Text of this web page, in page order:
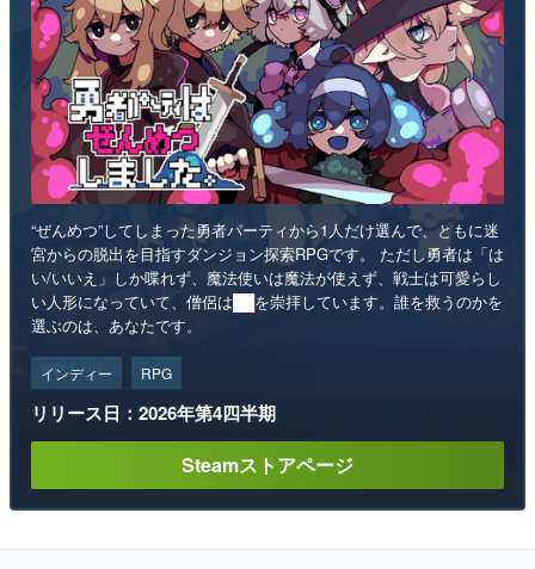
“ぜんめつ”してしまった勇者パーティから1人だけ選んで、ともに迷
宮からの脱出を目指すダンジョン探索RPGです。 ただし勇者は「は
い/いいえ」しか喋れず、魔法使いは魔法が使えず、戦士は可愛らし
い人形になっていて、僧侶は██を崇拝しています。誰を救うのかを
選ぶのは、あなたです。
インディー RPG
リリース日：2026年第4四半期
Steamストアページ